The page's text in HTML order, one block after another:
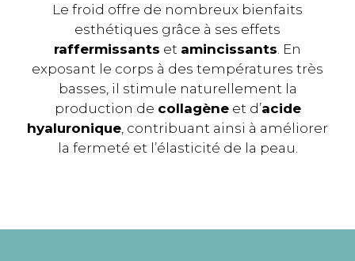
Le froid offre de nombreux bienfaits
esthétiques grâce à ses effets
raffermissants et amincissants . En
exposant le corps à des températures très
basses, il stimule naturellement la
production de collagèneet d’acide
hyaluronique , contribuant ainsi à améliorer
la fermeté et l’élasticité de la peau.